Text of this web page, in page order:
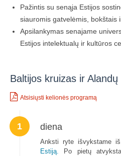
Pažintis su senąja Estijos
siauromis gatvelėmis, bokštais
Apsilankymas senajame
Estijos intelektualų ir kultūros
Baltijos kruizas ir Alandų
Atsisiųsti kelionės programą
1 diena
Anksti ryte išvykstame
Estiją. Po pietų